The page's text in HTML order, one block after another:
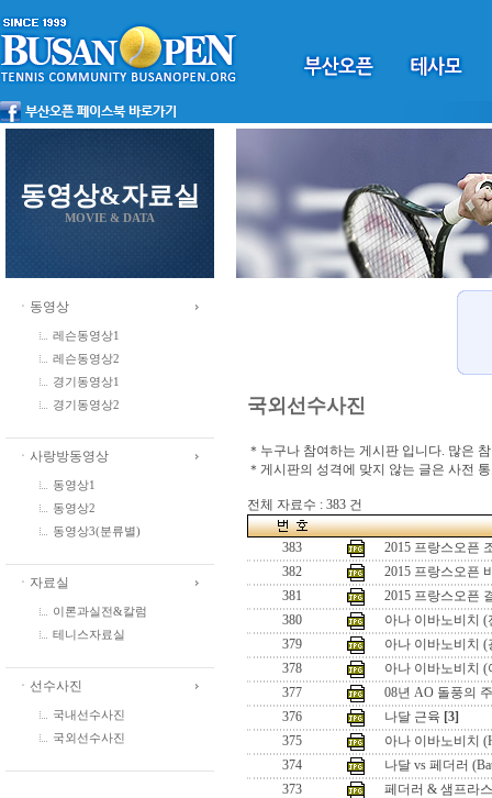
동영상&자료실
MOVIE & DATA
ㆍ동영상
레슨동영상1
레슨동영상2
경기동영상1
경기동영상2
ㆍ사랑방동영상
동영상1
동영상2
동영상3(분류별)
ㆍ자료실
이론과실전&칼럼
테니스자료실
ㆍ선수사진
국내선수사진
국외선수사진
국외선수사진
＊누구나 참여하는 게시판 입니다. 많은
＊게시판의 성격에 맞지 않는 글은 사전
전체 자료수 : 383 건
383
2015 프랑스오픈
382
2015 프랑스오픈
381
2015 프랑스오픈
380
아나 이바노비치 (
379
아나 이바노비치
378
아나 이바노비치 (
377
08년 AO 돌풍의
376
나달 근육 [3]
375
아나 이바노비치
374
나달 vs 페더러
373
페더러 & 샘프라